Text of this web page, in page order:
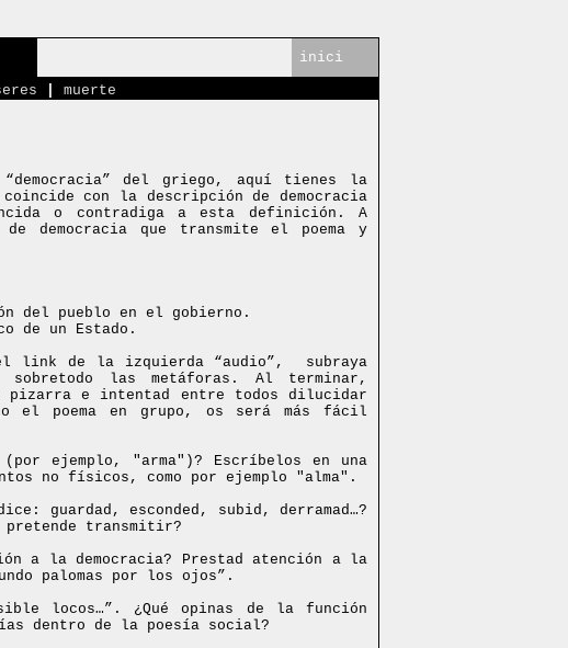
inici
muerte
“democracia” del griego, aquí tienes la
con la descripción de democracia
o contradiga a esta definición.
A
democracia que transmite el poema y
del pueblo en el gobierno.
de un Estado.
link de la izquierda “audio”,
subraya
las metáforas. Al terminar,
pizarra e intentad entre todos dilucidar
el poema en grupo, os será más fácil
ejemplo, "arma")? Escríbelos en una
no físicos, como por ejemplo "alma".
guardad, esconded, subid, derramad…?
transmitir?
a la democracia? Prestad atención a la
palomas por los ojos”.
locos…”. ¿Qué opinas de la función
dentro de la poesía social?